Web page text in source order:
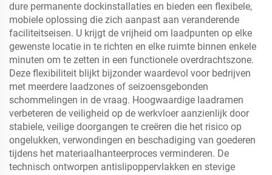
dure permanente dockinstallaties en bieden een flexibele,
mobiele oplossing die zich aanpast aan veranderende
faciliteitseisen. U krijgt de vrijheid om laadpunten op elke
gewenste locatie in te richten en elke ruimte binnen enkele
minuten om te zetten in een functionele overdrachtszone.
Deze flexibiliteit blijkt bijzonder waardevol voor bedrijven
met meerdere laadzones of seizoensgebonden
schommelingen in de vraag. Hoogwaardige laadramen
verbeteren de veiligheid op de werkvloer aanzienlijk door
stabiele, veilige doorgangen te creëren die het risico op
ongelukken, verwondingen en beschadiging van goederen
tijdens het materiaalhanteerproces verminderen. De
technisch ontworpen antislipoppervlakken en stevige